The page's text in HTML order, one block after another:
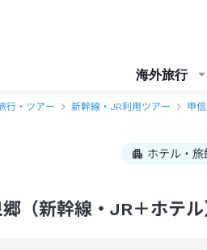
海外旅行
行・ツアー 新幹線・JR利用ツアー 甲
ホテル・旅
（新幹線・JR＋ホテ